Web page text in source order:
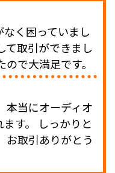
く困っていまし
て取引ができまし
で大満足です。
本当にオーディオ
す。 しっかりと
お取引ありがとう